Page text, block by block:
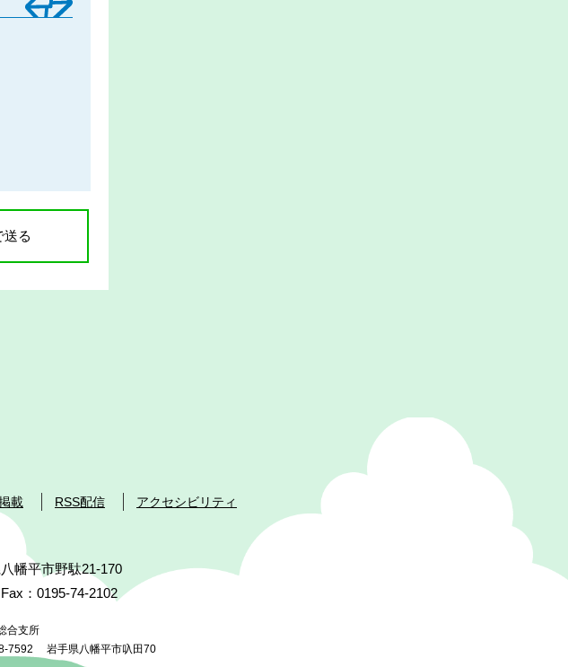
送る
載 RSS配信 アクセシビリティ
幡平市野駄21-170
：0195-74-2102
合支所
7592
岩手県八幡平市叺田70